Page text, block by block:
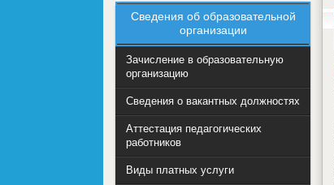
Сведения об образовательной
организации
Зачисление в образовательную
организацию
Сведения о вакантных должностях
Аттестация педагогических
работников
Виды платных услуги